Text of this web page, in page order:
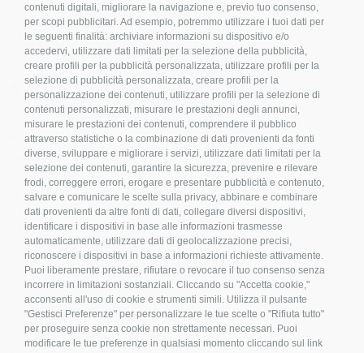
contenuti digitali, migliorare la navigazione e, previo tuo consenso,
per scopi pubblicitari. Ad esempio, potremmo utilizzare i tuoi dati per
le seguenti finalità: archiviare informazioni su dispositivo e/o
accedervi, utilizzare dati limitati per la selezione della pubblicità,
creare profili per la pubblicità personalizzata, utilizzare profili per la
selezione di pubblicità personalizzata, creare profili per la
personalizzazione dei contenuti, utilizzare profili per la selezione di
contenuti personalizzati, misurare le prestazioni degli annunci,
misurare le prestazioni dei contenuti, comprendere il pubblico
attraverso statistiche o la combinazione di dati provenienti da fonti
diverse, sviluppare e migliorare i servizi, utilizzare dati limitati per la
selezione dei contenuti, garantire la sicurezza, prevenire e rilevare
frodi, correggere errori, erogare e presentare pubblicità e contenuto,
salvare e comunicare le scelte sulla privacy, abbinare e combinare
dati provenienti da altre fonti di dati, collegare diversi dispositivi,
identificare i dispositivi in base alle informazioni trasmesse
automaticamente, utilizzare dati di geolocalizzazione precisi,
riconoscere i dispositivi in base a informazioni richieste attivamente.
Puoi liberamente prestare, rifiutare o revocare il tuo consenso senza
incorrere in limitazioni sostanziali. Cliccando su "Accetta cookie,"
acconsenti all'uso di cookie e strumenti simili. Utilizza il pulsante
"Gestisci Preferenze" per personalizzare le tue scelte o "Rifiuta tutto"
per proseguire senza cookie non strettamente necessari. Puoi
modificare le tue preferenze in qualsiasi momento cliccando sul link
Codice Inoxmare
36530003602
ANELLO EST. DIN471-M36-AISI420
Box:25pz|Master Carton:2000pz|Pallet:72000pz
Materiale:420
Disponibilità:488
Prezzo
Prezzo
Master Carton
Registrati o accedi per visionare disponibilità e prezzi.
Codice Inoxmare